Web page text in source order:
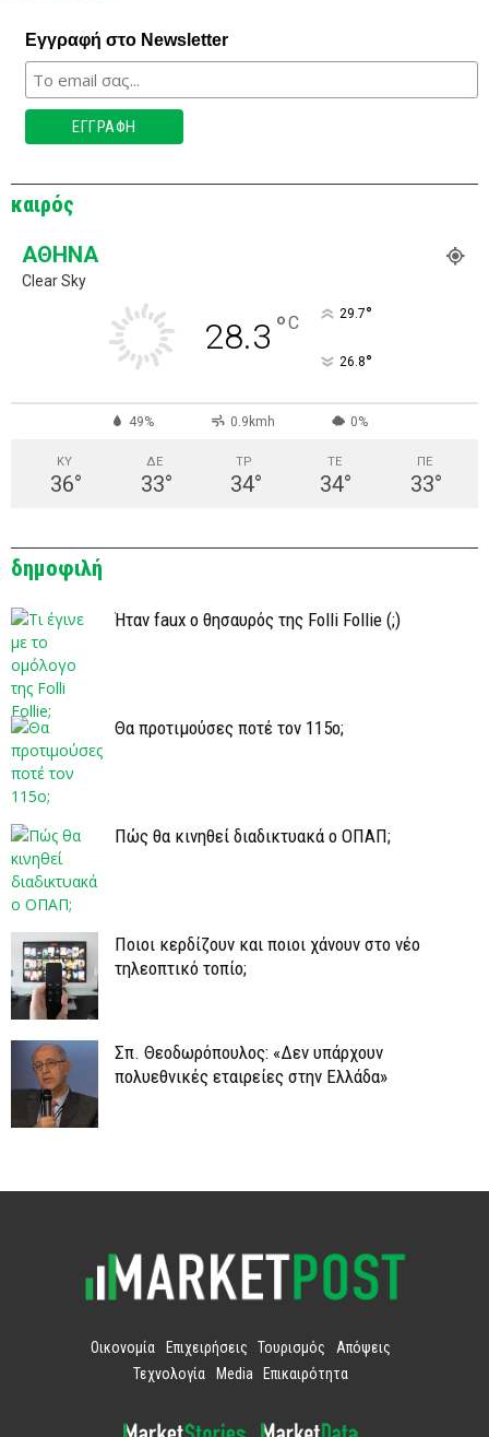
Εγγραφή στο Newsletter
καιρός
ΑΘΉΝΑ
Clear Sky
28.3 °C 29.7°
26.8°
49% 0.9kmh 0%
ΚΥ
36°
ΔΕ
33°
ΤΡ
34°
ΤΕ
34°
ΠΕ
33°
δημοφιλή
Ήταν faux ο θησαυρός της Folli Follie (;)
Θα προτιμούσες ποτέ τον 115ο;
Πώς θα κινηθεί διαδικτυακά ο ΟΠΑΠ;
Ποιοι κερδίζουν και ποιοι χάνουν στο νέο
τηλεοπτικό τοπίο;
Σπ. Θεοδωρόπουλος: «Δεν υπάρχουν
πολυεθνικές εταιρείες στην Ελλάδα»
Οικονομία Επιχειρήσεις Τουρισμός
Απόψεις
Τεχνολογία
Media Επικαιρότητα